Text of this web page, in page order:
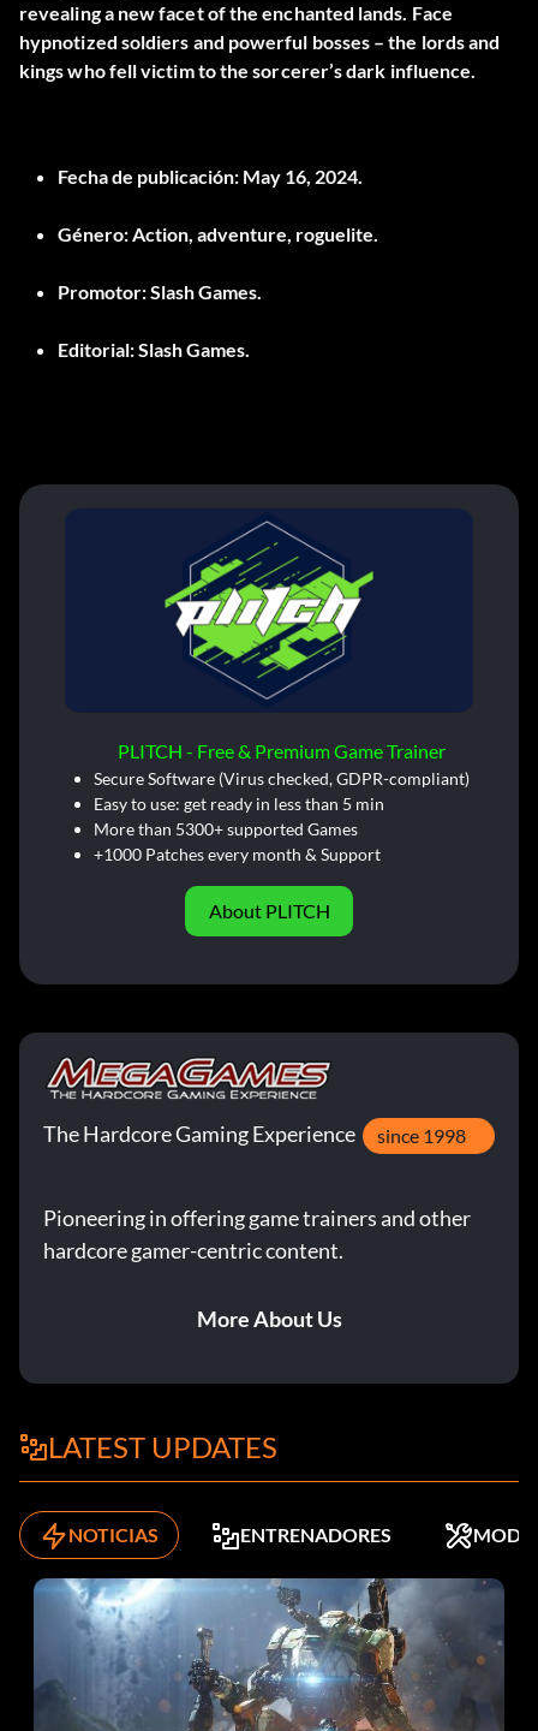
revealing a new facet of the enchanted lands. Face
hypnotized soldiers and powerful bosses – the lords and
kings who fell victim to the sorcerer’s dark influence.
Fecha de publicación: May 16, 2024.
Género:Action, adventure, roguelite.
Promotor:Slash Games.
Editorial:Slash Games.
PLITCH - Free & Premium Game Trainer
Secure Software (Virus checked, GDPR-compliant)
Easy to use: get ready in less than 5 min
More than 5300+ supported Games
+1000 Patches every month & Support
About PLITCH
The Hardcore Gaming Experience since 1998
Pioneering in offering game trainers and other
hardcore gamer-centric content.
More About Us
LATEST UPDATES
NOTICIAS ENTRENADORES MODS